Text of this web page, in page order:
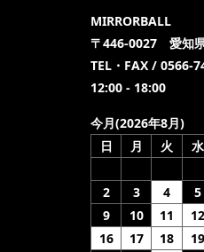
MIRRORBALL
〒446-0027 愛知
TEL・FAX / 0566-
12:00 - 18:00
今月(2026年8月)
日
月 火 水
2
3 4 5
9
10 11 12
16
17 18 19